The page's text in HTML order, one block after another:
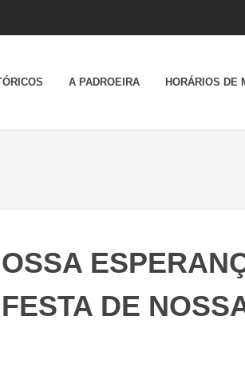
A PADROEIRA HORÁRIOS DE
DE